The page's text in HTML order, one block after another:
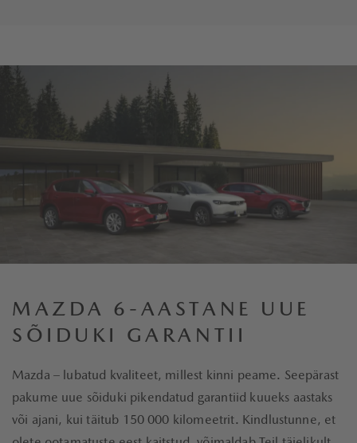
MAZDA 6-AASTANE UUE
SÕIDUKI GARANTII
Mazda – lubatud kvaliteet, millest kinni peame. Seepärast
pakume uue sõiduki pikendatud garantiid kuueks aastaks
või ajani, kui täitub 150 000 kilomeetrit. Kindlustunne, et